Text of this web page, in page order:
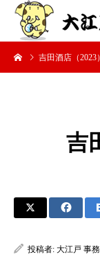
吉田酒店（2023）
吉
投稿者: 大江戸 事